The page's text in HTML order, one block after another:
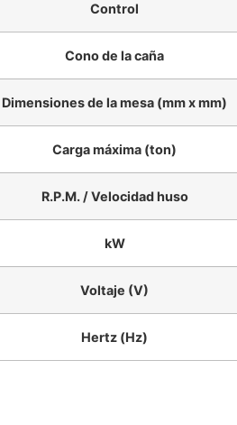
Control
Cono de la caña
Dimensiones de la mesa (mm x mm)
Carga máxima (ton)
R.P.M. / Velocidad huso
kW
Voltaje (V)
Hertz (Hz)